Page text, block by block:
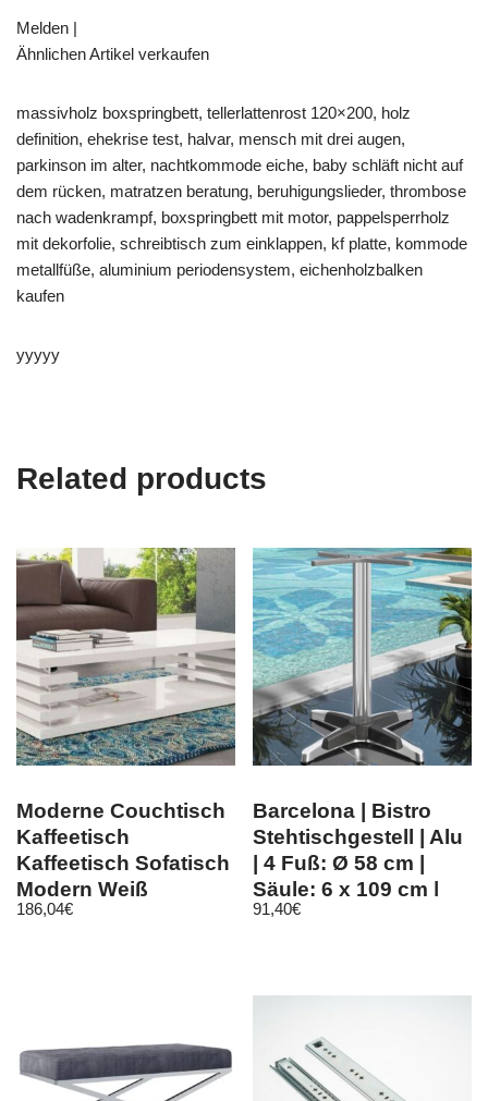
Melden |
Ähnlichen Artikel verkaufen
massivholz boxspringbett, tellerlattenrost 120×200, holz
definition, ehekrise test, halvar, mensch mit drei augen,
parkinson im alter, nachtkommode eiche, baby schläft nicht auf
dem rücken, matratzen beratung, beruhigungslieder, thrombose
nach wadenkrampf, boxspringbett mit motor, pappelsperrholz
mit dekorfolie, schreibtisch zum einklappen, kf platte, kommode
metallfüße, aluminium periodensystem, eichenholzbalken
kaufen
yyyyy
Related products
Moderne Couchtisch
Kaffeetisch
Kaffeetisch Sofatisch
Modern Weiß
Hochglanz Wohnz
186,04€
Barcelona | Bistro
Stehtischgestell | Alu
| 4 Fuß: Ø 58 cm |
Säule: 6 x 109 cm |
Zus
91,40€